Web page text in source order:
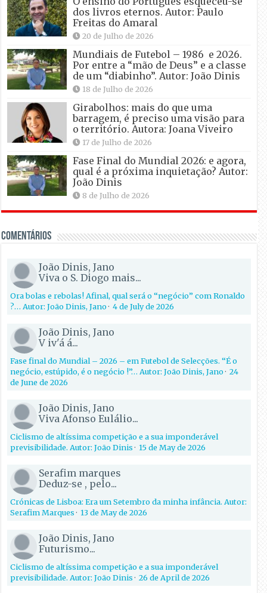
dos livros eternos. Autor: Paulo
Freitas do Amaral
20 de Julho de 2026
Mundiais de Futebol – 1986 e 2026.
Por entre a “mão de Deus” e a classe
de um “diabinho”. Autor: João Dinis
18 de Julho de 2026
Girabolhos: mais do que uma
barragem, é preciso uma visão para
o território. Autora: Joana Viveiro
17 de Julho de 2026
Fase Final do Mundial 2026: e agora,
qual é a próxima inquietação? Autor:
João Dinis
8 de Julho de 2026
Comentários
João Dinis, Jano
Viva o S. Diogo mais...
Ora bolas e rebolas! Afinal, qual será o “negócio” com Ronaldo
?… Autor: João Dinis, Jano·4 de July de 2026
João Dinis, Jano
V iv'á á...
Fase final do Mundial – 2026 – em Futebol de Selecções. “É o
negócio, estúpido, é o negócio !”… Autor: João Dinis, Jano·24
de June de 2026
João Dinis, Jano
Viva Afonso Eulálio...
Ciclismo de altíssima competição e a sua imponderável
previsibilidade. Autor: João Dinis·15 de May de 2026
Serafim marques
Deduz-se , pelo...
Crónicas de Lisboa: Era um Setembro da minha infância. Autor:
Serafim Marques·13 de May de 2026
João Dinis, Jano
Futurismo...
Ciclismo de altíssima competição e a sua imponderável
previsibilidade. Autor: João Dinis·26 de April de 2026